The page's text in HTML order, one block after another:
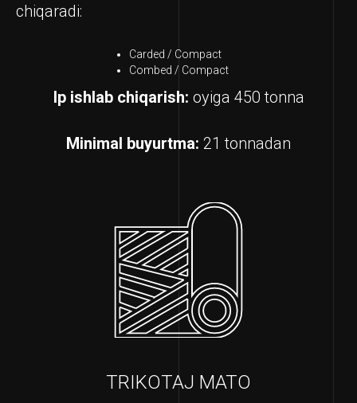
chiqaradi:
Carded / Compact
Combed / Compact
Ip ishlab chiqarish: oyiga 450 tonna
Minimal buyurtma: 21 tonnadan
TRIKOTAJ MATO